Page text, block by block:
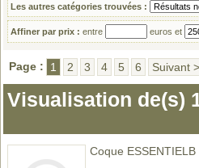
Les autres catégories trouvées :
Affiner par prix : entre euros et
Page : 1 2 3 4 5 6 Suivant
Visualisation de(s)
Coque